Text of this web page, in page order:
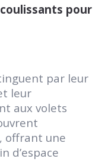
pour
par leur
leur
aux volets
offrant une
d’espace